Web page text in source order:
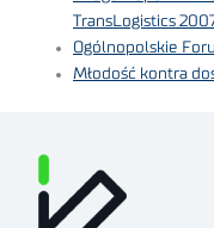
TransLogistics
Ogólnopolskie
Młodość kontra